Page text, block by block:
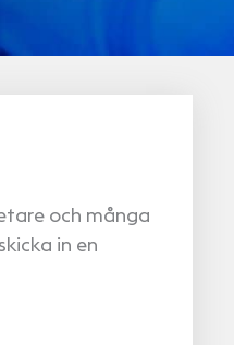
och många
in en